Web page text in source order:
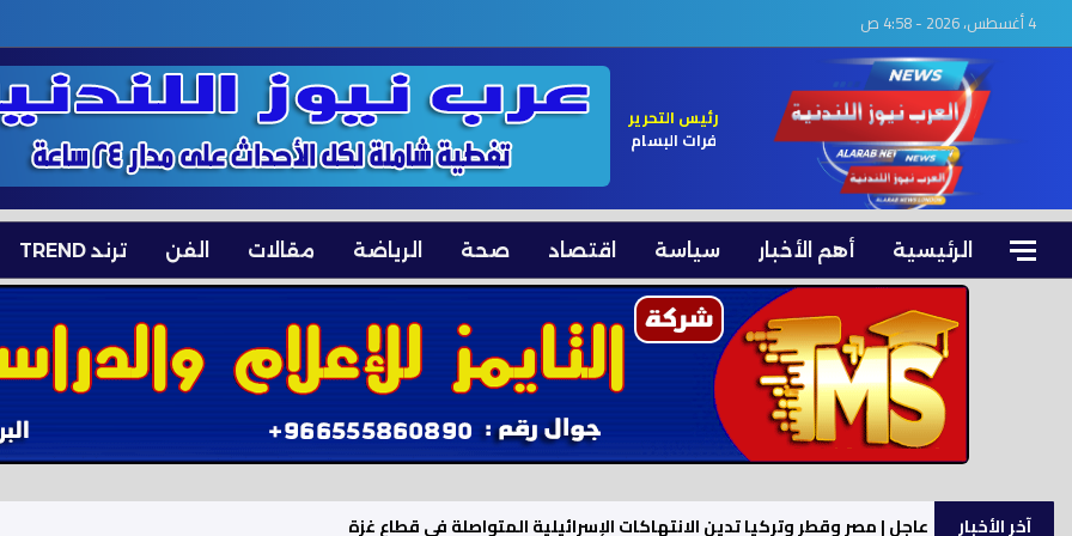
4 أغسطس، 2026 - 4:58 ص
رئيس التحرير
فرات البسام
الرئيسية أهم الأخبار سياسة اقتصاد صحة الرياضة مقالات الفن ترند TREND
آخر الأخبار عاجل | مصر وقطر وتركيا تدين الانتهاكات الإسرائيلية المتواصلة في قطاع غزة